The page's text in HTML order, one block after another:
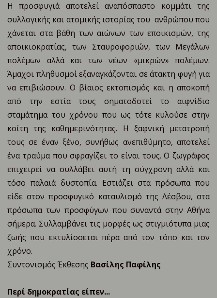
Η προσφυγιά αποτελεί αναπόσπαστο κομμάτι της
συλλογικής και ατομικής ιστορίας του ανθρώπου που
χάνεται στα βάθη των αιώνων των εποικισμών, της
αποικιοκρατίας, των Σταυροφοριών, των Μεγάλων
πολέμων αλλά και των νέων «μικρών» πολέμων.
Άμαχοι πληθυσμοί εξαναγκάζονται σε άτακτη φυγή για
να επιβιώσουν. Ο βίαιος εκτοπισμός και η αποκοπή
από την εστία τους σηματοδοτεί το αιφνίδιο
σταμάτημα του χρόνου που ως τότε κυλούσε στην
κοίτη της καθημερινότητας. Η ξαφνική μετατροπή
τους σε έναν ξένο, συνήθως ανεπιθύμητο, αποτελεί
ένα τραύμα που σφραγίζει το είναι τους. Ο ζωγράφος
επιχειρεί να συλλάβει αυτή τη σύγχρονη αλλά και
τόσο παλαιά δυστοπία. Εστιάζει στα πρόσωπα που
είδε στον προσφυγικό καταυλισμό της Λέσβου, στα
πρόσωπα των προσφύγων που συναντά στην Αθήνα
σήμερα. Συλλαμβάνει τις μορφές ως στιγμιότυπα μιας
ζωής που εκτυλίσσεται πέρα από τον τόπο και τον
χρόνο.
Συντονισμός Έκθεσης Βασίλης Παφίλης
Περί δημοκρατίας είπεν...